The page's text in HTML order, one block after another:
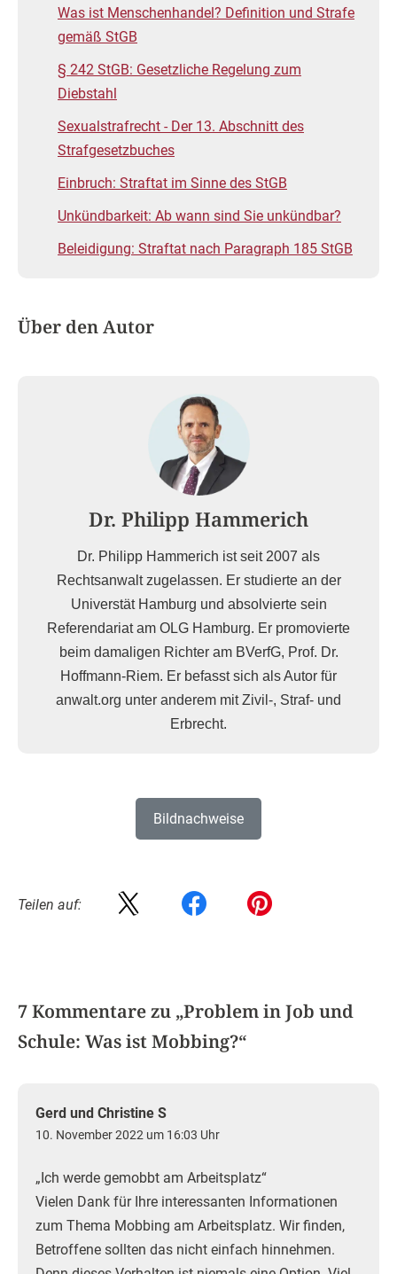
Was ist Menschenhandel? Definition und Strafe
gemäß StGB
§ 242 StGB: Gesetzliche Regelung zum
Diebstahl
Sexualstrafrecht - Der 13. Abschnitt des
Strafgesetzbuches
Einbruch: Straftat im Sinne des StGB
Unkündbarkeit: Ab wann sind Sie unkündbar?
Beleidigung: Straftat nach Paragraph 185 StGB
Über den Autor
Dr. Philipp Hammerich
Dr. Philipp Hammerich ist seit 2007 als
Rechtsanwalt zugelassen. Er studierte an der
Universtät Hamburg und absolvierte sein
Referendariat am OLG Hamburg. Er promovierte
beim damaligen Richter am BVerfG, Prof. Dr.
Hoffmann-Riem. Er befasst sich als Autor für
anwalt.org unter anderem mit Zivil-, Straf- und
Erbrecht.
Bildnachweise
Teilen auf:
7 Kommentare zu „Problem in Job und
Schule: Was ist Mobbing?“
Gerd und Christine S
10. November 2022 um 16:03 Uhr
„Ich werde gemobbt am Arbeitsplatz“
Vielen Dank für Ihre interessanten Informationen
zum Thema Mobbing am Arbeitsplatz. Wir finden,
Betroffene sollten das nicht einfach hinnehmen.